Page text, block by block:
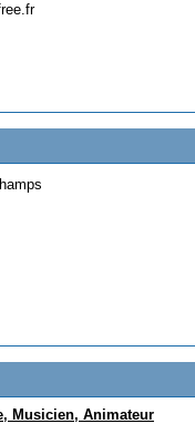
Musicien, Animateur